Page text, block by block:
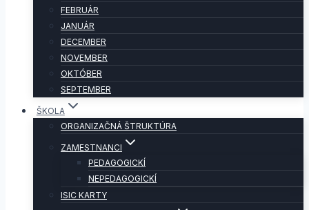
FEBRUÁR
JANUÁR
DECEMBER
NOVEMBER
OKTÓBER
SEPTEMBER
ŠKOLA
ORGANIZAČNÁ ŠTRUKTÚRA
ZAMESTNANCI
PEDAGOGICKÍ
NEPEDAGOGICKÍ
ISIC KARTY